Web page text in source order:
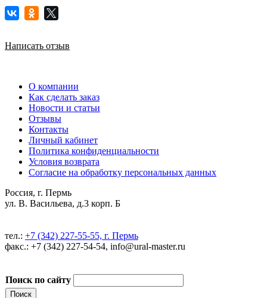
Написать отзыв
О компании
Как сделать заказ
Новости и статьи
Отзывы
Контакты
Личный кабинет
Политика конфиденциальности
Условия возврата
Согласие на обработку персональных данных
Россия, г. Пермь
ул. В. Васильева, д.3 корп. Б
тел.: +7 (342) 227-55-55, г. Пермь
факс.: +7 (342) 227-54-54, info@ural-master.ru
Поиск по сайту